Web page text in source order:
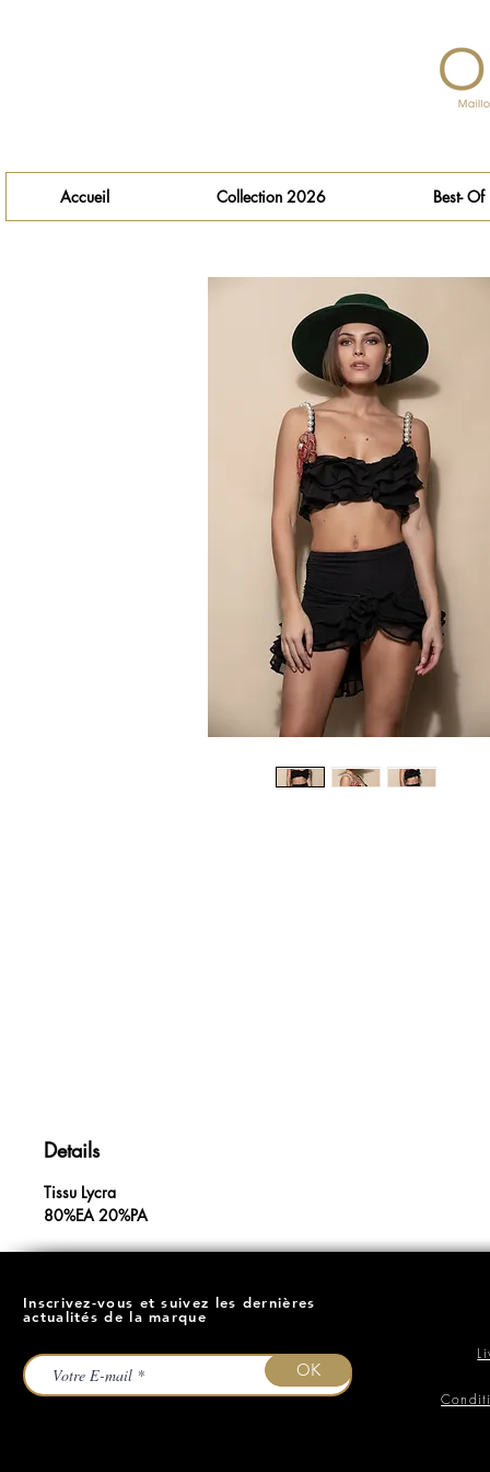
Accueil Collection 2026 Best- Of
Details
Tissu Lycra
80%EA 20%PA
Inscrivez-vous et suivez les dernières
actualités de la marque
OK